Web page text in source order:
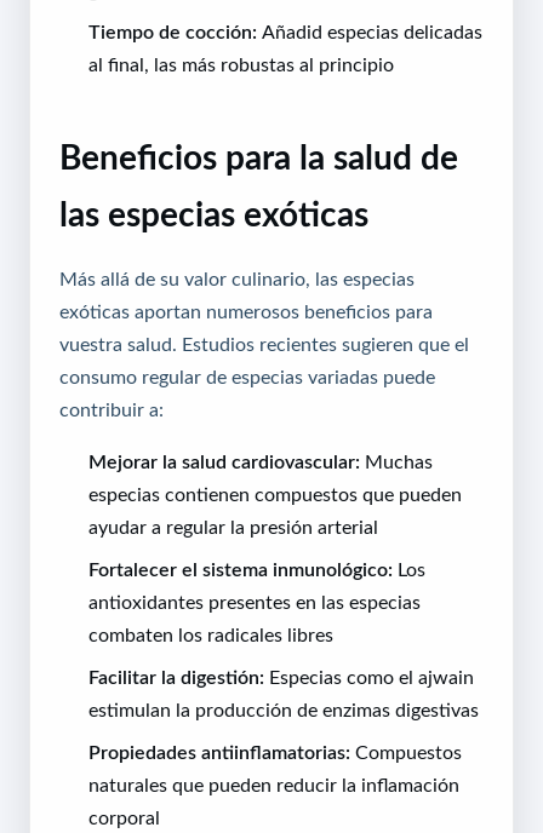
Tiempo de cocción: Añadid especias delicadas
al final, las más robustas al principio
Beneficios para la salud de
las especias exóticas
Más allá de su valor culinario, las especias
exóticas aportan numerosos beneficios para
vuestra salud. Estudios recientes sugieren que el
consumo regular de especias variadas puede
contribuir a:
Mejorar la salud cardiovascular: Muchas
especias contienen compuestos que pueden
ayudar a regular la presión arterial
Fortalecer el sistema inmunológico: Los
antioxidantes presentes en las especias
combaten los radicales libres
Facilitar la digestión: Especias como el ajwain
estimulan la producción de enzimas digestivas
Propiedades antiinflamatorias: Compuestos
naturales que pueden reducir la inflamación
corporal